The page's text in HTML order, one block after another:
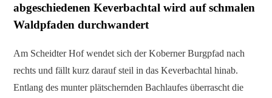
abgeschiedenen Keverbachtal wird auf schmalen
Waldpfaden durchwandert
Am Scheidter Hof wendet sich der Koberner Burgpfad nach
rechts und fällt kurz darauf steil in das Keverbachtal hinab.
Entlang des munter plätschernden Bachlaufes überrascht die